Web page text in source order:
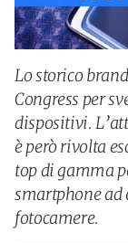
Lo storico
Congress per
dispositivi.
è però rivolta
top di gamma
smartphone ad
fotocamere.